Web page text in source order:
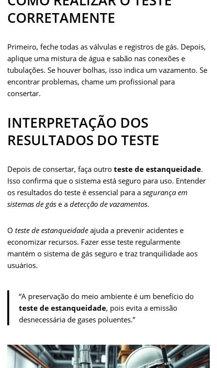
CORRETAMENTE
Primeiro, feche todas as válvulas e registros de gás. Depois,
aplique uma mistura de água e sabão nas conexões e
tubulações. Se houver bolhas, isso indica um vazamento. Se
encontrar problemas, chame um profissional para
consertar.
INTERPRETAÇÃO DOS
RESULTADOS DO TESTE
Depois de consertar, faça outro teste de estanqueidade.
Isso confirma que o sistema está seguro para uso. Entender
os resultados do teste é essencial para a segurança em
sistemas de gás e a detecção de vazamentos.
O teste de estanqueidade ajuda a prevenir acidentes e
economizar recursos. Fazer esse teste regularmente
mantém o sistema de gás seguro e traz tranquilidade aos
usuários.
“A preservação do meio ambiente é um benefício do
teste de estanqueidade, pois evita a emissão
desnecessária de gases poluentes.”